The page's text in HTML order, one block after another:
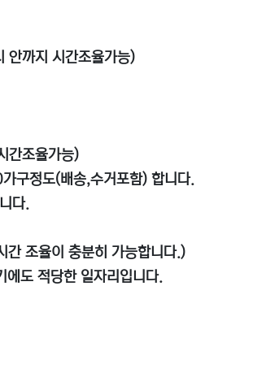
까지 시간조율가능)
간조율가능)
구정도(배송,수거포함) 합니다.
다.
간 조율이 충분히 가능합니다.)
에도 적당한 일자리입니다.